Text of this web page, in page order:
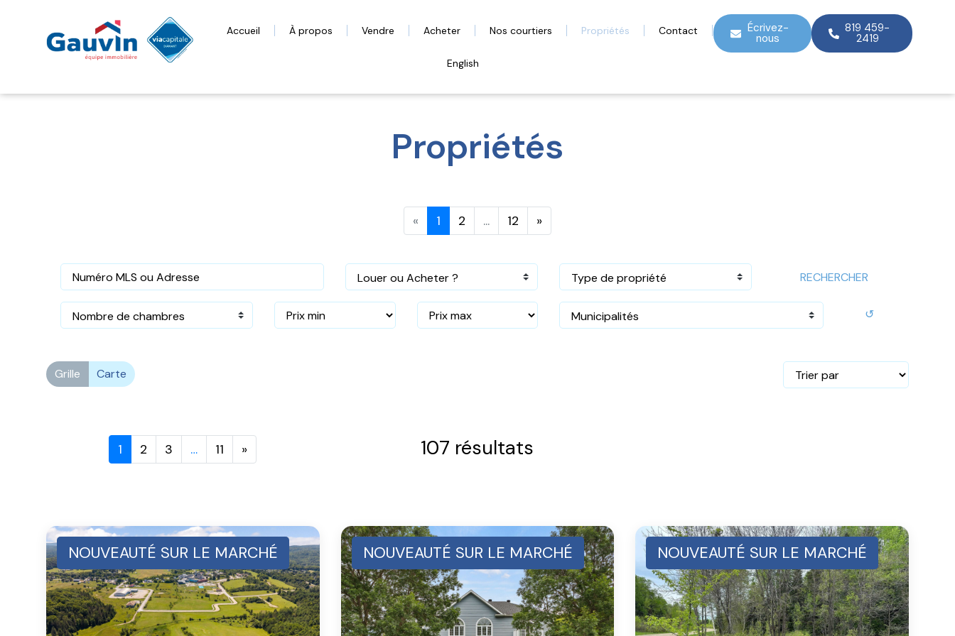
Accueil À propos Vendre Acheter Nos courtiers Propriétés Contact
English
Écrivez-
nous
819 459-
2419
Propriétés
« 1 2 ... 12 »
Louer ou Acheter ? Type de propriété RECHERCHER
Nombre de chambres Municipalités ↺
Grille Carte
1 2 3 … 11 » 107 résultats
NOUVEAUTÉ SUR LE MARCHÉ NOUVEAUTÉ SUR LE MARCHÉ NOUVEAUTÉ SUR LE MARCHÉ